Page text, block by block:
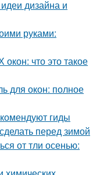
дизайна и
руками:
что это такое
для окон: полное
гиды
перед зимой
от тли осенью: